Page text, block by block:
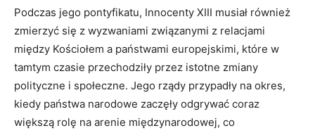
Podczas jego pontyfikatu, Innocenty XIII musiał również
zmierzyć się z wyzwaniami związanymi z relacjami
między Kościołem a państwami europejskimi, które w
tamtym czasie przechodziły przez istotne zmiany
polityczne i społeczne. Jego rządy przypadły na okres,
kiedy państwa narodowe zaczęły odgrywać coraz
większą rolę na arenie międzynarodowej, co